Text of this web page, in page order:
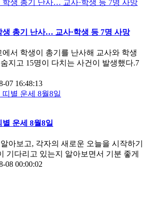
생 총기 난사… 교사·학생 등 7명 사망
서 학생이 총기를 난사해 교사와 학생
지고 15명이 다치는 사건이 발생했다.7
07 16:48:13
운세 8월8일
아보고, 각자의 새로운 오늘을 시작하기
기다리고 있는지 알아보면서 기분 좋게
08 00:00:02